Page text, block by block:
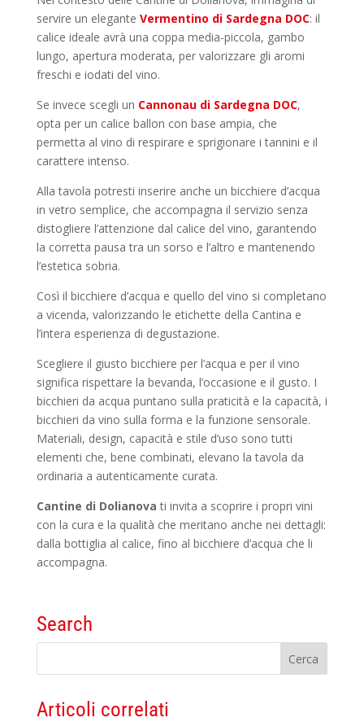
servire un elegante Vermentino di Sardegna DOC: il
calice ideale avrà una coppa media-piccola, gambo
lungo, apertura moderata, per valorizzare gli aromi
freschi e iodati del vino.
Se invece scegli un Cannonau di Sardegna DOC,
opta per un calice ballon con base ampia, che
permetta al vino di respirare e sprigionare i tannini e il
carattere intenso.
Alla tavola potresti inserire anche un bicchiere d’acqua
in vetro semplice, che accompagna il servizio senza
distogliere l’attenzione dal calice del vino, garantendo
la corretta pausa tra un sorso e l’altro e mantenendo
l’estetica sobria.
Così il bicchiere d’acqua e quello del vino si completano
a vicenda, valorizzando le etichette della Cantina e
l’intera esperienza di degustazione.
Scegliere il giusto bicchiere per l’acqua e per il vino
significa rispettare la bevanda, l’occasione e il gusto. I
bicchieri da acqua puntano sulla praticità e la capacità, i
bicchieri da vino sulla forma e la funzione sensorale.
Materiali, design, capacità e stile d’uso sono tutti
elementi che, bene combinati, elevano la tavola da
ordinaria a autenticamente curata.
Cantine di Dolianova ti invita a scoprire i propri vini
con la cura e la qualità che meritano anche nei dettagli:
dalla bottiglia al calice, fino al bicchiere d’acqua che li
accompagna.
Search
Articoli correlati